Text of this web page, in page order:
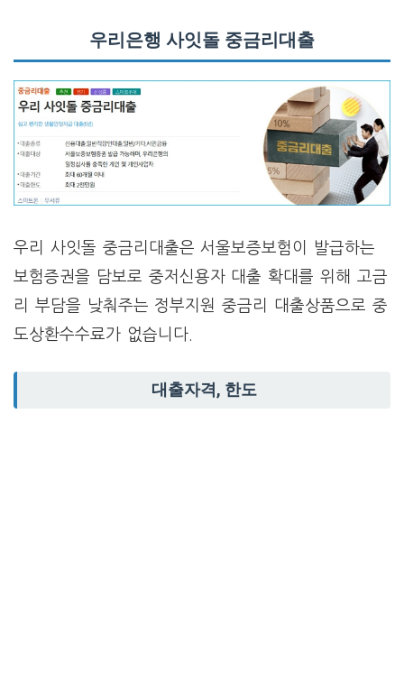
우리은행 사잇돌 중금리대출
우리 사잇돌 중금리대출은 서울보증보험이 발급하는
보험증권을 담보로 중저신용자 대출 확대를 위해 고금
리 부담을 낮춰주는 정부지원 중금리 대출상품으로 중
도상환수수료가 없습니다.
대출자격, 한도